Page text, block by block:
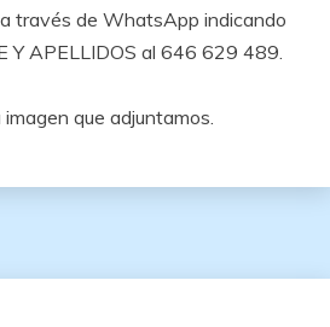
través de WhatsApp indicando
Y APELLIDOS al 646 629 489.
que adjuntamos.